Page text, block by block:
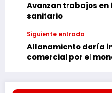
Avanzan trabajos
sanitario
Siguiente entrada
Allanamiento daría
comercial por el